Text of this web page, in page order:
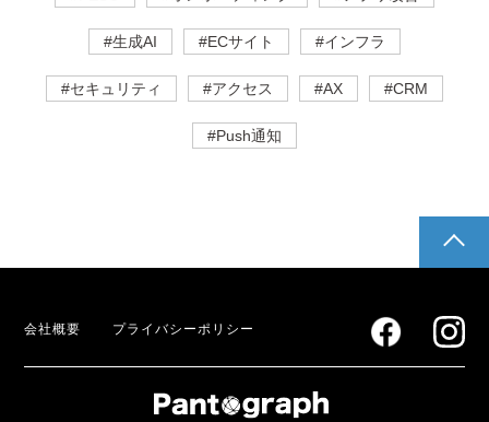
#生成AI #ECサイト #インフラ
#セキュリティ #アクセス #AX #CRM
#Push通知
会社概要 プライバシーポリシー